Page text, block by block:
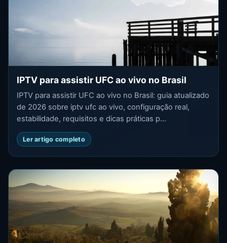
IPTV para assistir UFC ao vivo no Brasil
IPTV para assistir UFC ao vivo no Brasil: guia atualizado
de 2026 sobre iptv ufc ao vivo, configuração real,
estabilidade, requisitos e dicas práticas p...
Ler artigo completo